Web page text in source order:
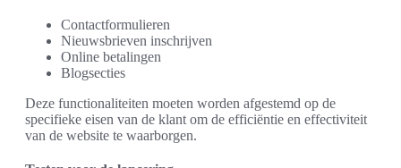
Contactformulieren
Nieuwsbrieven inschrijven
Online betalingen
Blogsecties
Deze functionaliteiten moeten worden afgestemd op de
specifieke eisen van de klant om de efficiëntie en effectiviteit
van de website te waarborgen.